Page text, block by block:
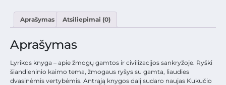
Aprašymas Atsiliepimai (0)
Aprašymas
Lyrikos knyga – apie žmogų gamtos ir civilizacijos sankryžoje. Ryški
šiandieninio kaimo tema, žmogaus ryšys su gamta, liaudies
dvasinėmis vertybėmis. Antrąją knygos dalį sudaro naujas Kukučio